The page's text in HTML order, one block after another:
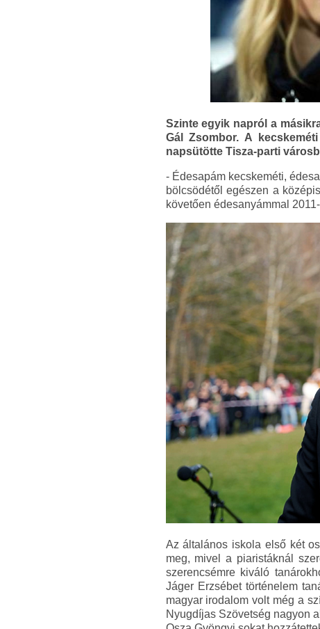
Szinte egyik napról a
Gál Zsombor. A
napsütötte Tisza-parti
- Édesapám kecskeméti,
bölcsödétől egészen a
követően édesanyámmal
Az általános iskola első két
meg, mivel a piaristáknál
szerencsémre kiváló
Jáger Erzsébet történelem
magyar irodalom volt még a
Nyugdíjas Szövetség nagyon